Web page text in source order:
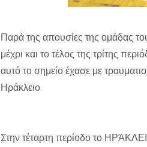
Παρά της απουσίες της ομάδας
μέχρι και το τέλος της τρίτης
αυτό το σημείο έχασε με
Ηράκλειο
Στην τέταρτη περίοδο το